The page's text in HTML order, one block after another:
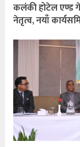
कलंकी होटेल एण्ड
नेतृत्व, नयाँ